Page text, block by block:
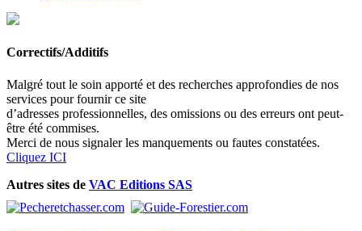
Correctifs/Additifs
Malgré tout le soin apporté et des recherches approfondies de nos
services pour fournir ce site
d’adresses professionnelles, des omissions ou des erreurs ont peut-
être été commises.
Merci de nous signaler les manquements ou fautes constatées.
Cliquez ICI
Autres sites de VAC Editions SAS